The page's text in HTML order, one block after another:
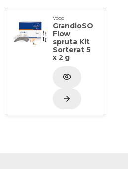
Voco
GrandioSO
Flow
spruta Kit
Sorterat 5
x 2 g